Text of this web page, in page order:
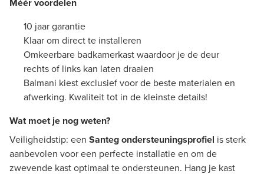
10 jaar garantie
Klaar om direct te installeren
Omkeerbare badkamerkast waardoor je de deur
rechts of links kan laten draaien
Balmani kiest exclusief voor de beste materialen en
afwerking. Kwaliteit tot in de kleinste details!
Wat moet je nog weten?
Veiligheidstip: een Santeg ondersteuningsprofiel is sterk
aanbevolen voor een perfecte installatie en om de
zwevende kast optimaal te ondersteunen. Hang je kast